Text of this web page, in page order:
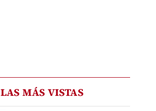
LAS MÁS VISTAS